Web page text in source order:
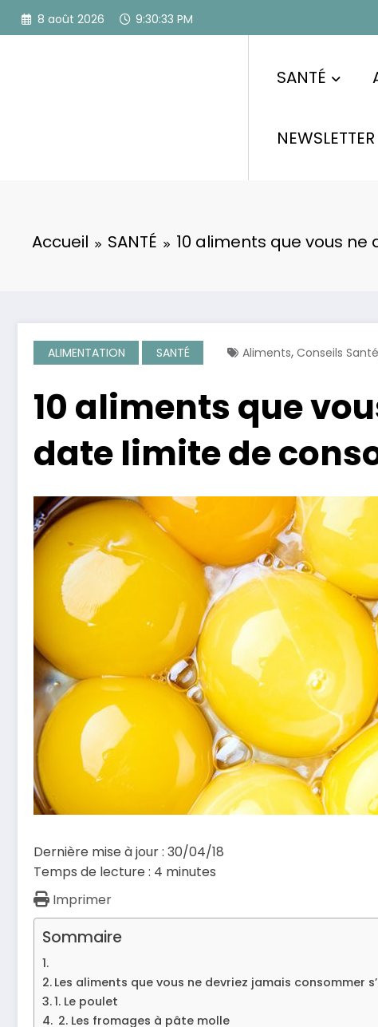
Aller
8 août 2026 9:30:34 PM
SANTÉ
NEWSLETTER
Accueil SANTÉ 10 aliments que vous
ALIMENTATION SANTÉ Aliments, Conseils Santé
10 aliments que
date limite de
Dernière mise à jour : 30/04/18
Temps de lecture : 4 minutes
Imprimer
Sommaire
Les aliments que vous ne devriez jamais consommer
1. Le poulet
2. Les fromages à pâte molle